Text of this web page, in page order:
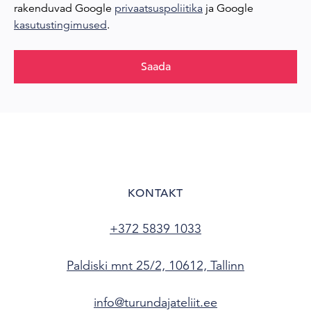
rakenduvad Google privaatsuspoliitika ja Google
kasutustingimused.
Saada
KONTAKT
+372 5839 1033
Paldiski mnt 25/2, 10612, Tallinn
info@turundajateliit.ee